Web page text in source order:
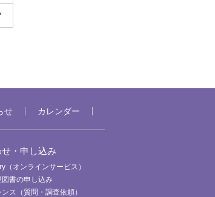
せ カレンダー
せ・申し込み
（オンラインサービス）
書の申し込み
ス（質問・調査依頼）